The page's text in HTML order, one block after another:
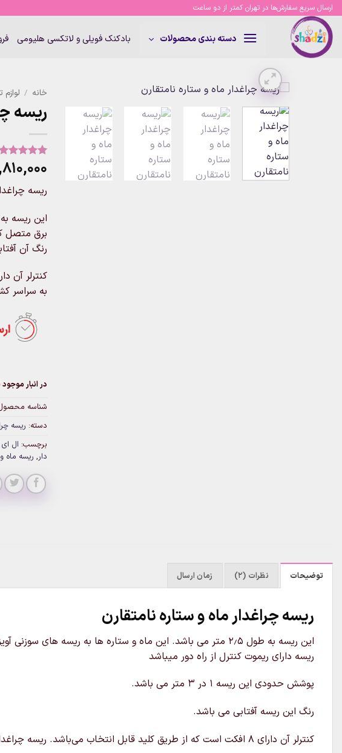
Skip
content
ارسال سریع سفارش‌ها در تهران کمتر از دو ساعت
دسته بندی محصولات بادکنک فویلی و لاتکسی هلیومی
خانه / لوازم
ریسه
از
5 امتیاز
ریسه
برق متصل
رنگ آن
به سراسر
در انبار
شناسه
دسته: ریسه
برچسب: ال
دار, ریسه ماه
توضیحات نظرات (2) زمان ارسال
ریسه چراغدار ماه و ستاره نامتقارن
این ریسه به طول ۲٫۵ متر می باشد. این ماه و ستاره ها به
ریسه دارای ریموت کنترل از راه دور میباشد
پوشش حدودی این ریسه ۱ در 3 متر می باشد.
رنگ این ریسه آفتابی می باشد.
کنترلر آن دارای ۸ افکت است که از طریق کلید قابل انتخاب می‌باشد. ریسه چراغدار ماه و ستاره نامتقارن قابل ارسال به سراسر کشور است